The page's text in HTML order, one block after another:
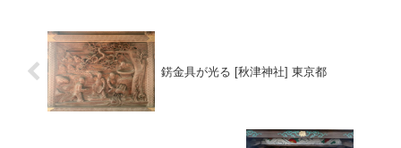
錺金具が光る [秋津神社] 東京都